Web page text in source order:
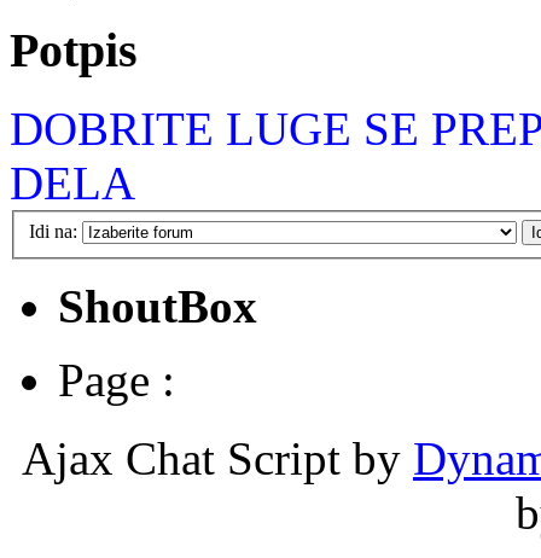
Potpis
DOBRITE LUGE SE
DELA
Idi na:
ShoutBox
Page :
Ajax Chat Script by